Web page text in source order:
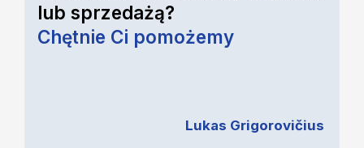
lub sprzedażą?
Chętnie Ci pomożemy
Lukas Grigorovičius